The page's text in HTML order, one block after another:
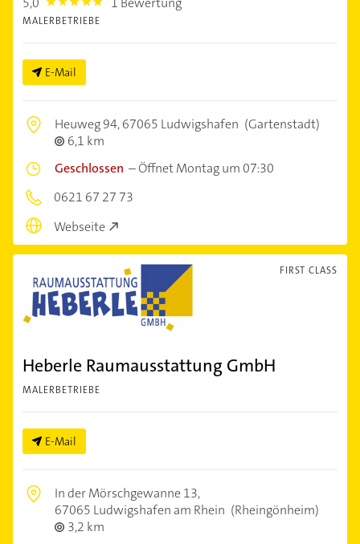
5.0
MALERBETRIEBE
E-Mail
Heuweg 94,67065 Ludwigshafen (Gartenstadt)
6,1 km
Geschlossen –Öffnet Montag um 07:30
0621 67 27 73
Webseite
FIRST CLASS
Heberle Raumausstattung GmbH
MALERBETRIEBE
E-Mail
In der Mörschgewanne 13,
67065 Ludwigshafen am Rhein (Rheingönheim)
3,2 km